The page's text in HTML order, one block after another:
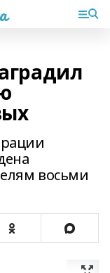
восьми